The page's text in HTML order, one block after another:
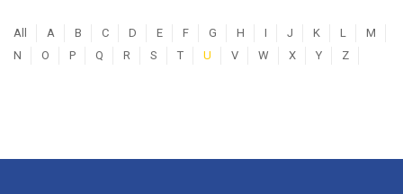
All A B C D E F G H I J K L
M
N
O P Q R S T U V W X Y Z